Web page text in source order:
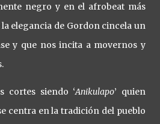
negro y en el afrobeat más
elegancia de Gordon cincela un
y que nos incita a movernos y
cortes siendo ‘Anikulapo’ quien
centra en la tradición del pueblo